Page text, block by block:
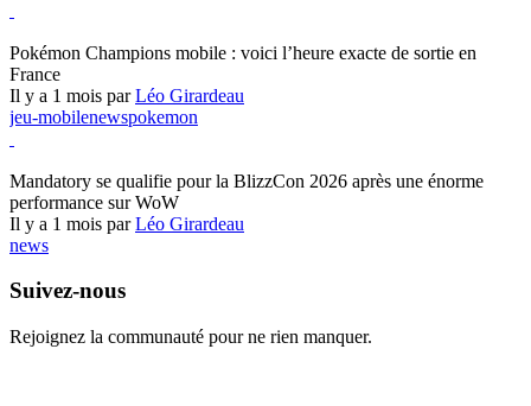
Pokémon Champions mobile : voici l’heure exacte de sortie en
France
Il y a 1 mois parLéo Girardeau
jeu-mobilenewspokemon
Mandatory se qualifie pour la BlizzCon 2026 après une énorme
performance sur WoW
Il y a 1 mois parLéo Girardeau
news
Suivez-nous
Rejoignez la communauté pour ne rien manquer.